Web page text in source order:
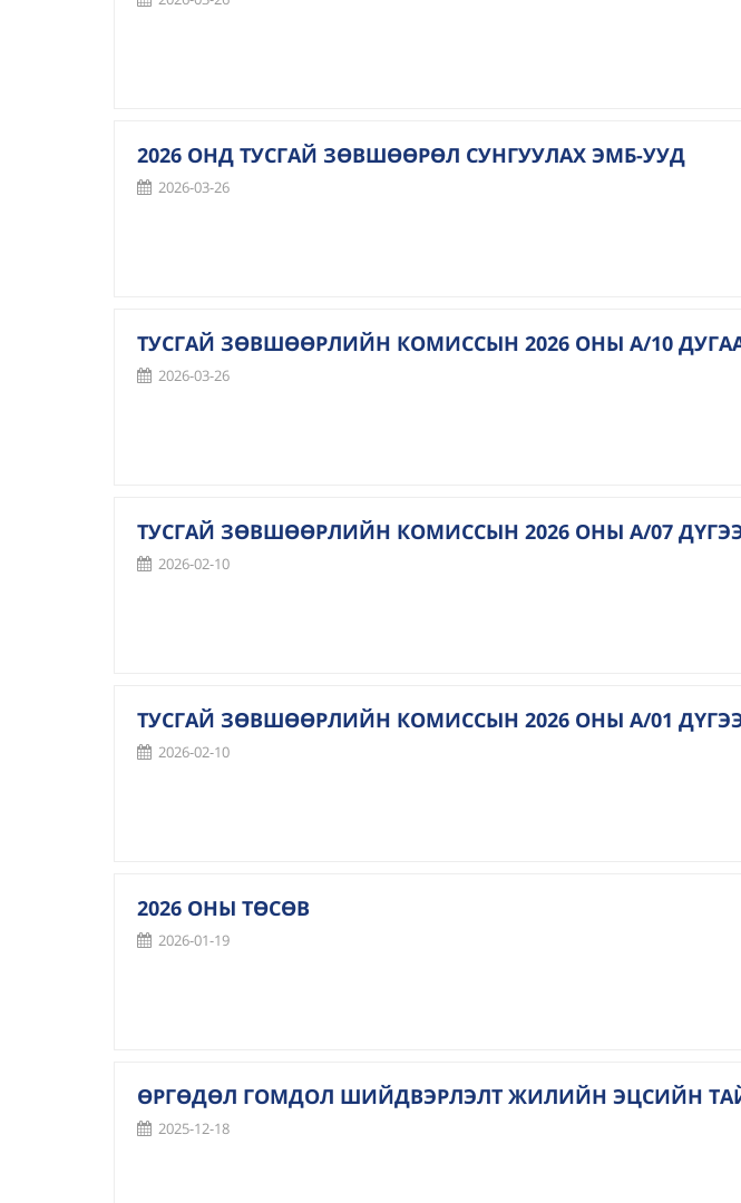
2026 ОНД ТУСГАЙ ЗӨВШӨӨРӨЛ СУНГУУЛАХ ЭМБ-УУД
2026-03-26
ТУСГАЙ ЗӨВШӨӨРЛИЙН КОМИССЫН 2026 ОНЫ А/10
2026-03-26
ТУСГАЙ ЗӨВШӨӨРЛИЙН КОМИССЫН 2026 ОНЫ А/07
2026-02-10
ТУСГАЙ ЗӨВШӨӨРЛИЙН КОМИССЫН 2026 ОНЫ А/01
2026-02-10
2026 ОНЫ ТӨСӨВ
2026-01-19
ӨРГӨДӨЛ ГОМДОЛ ШИЙДВЭРЛЭЛТ ЖИЛИЙН ЭЦСИЙН
2025-12-18